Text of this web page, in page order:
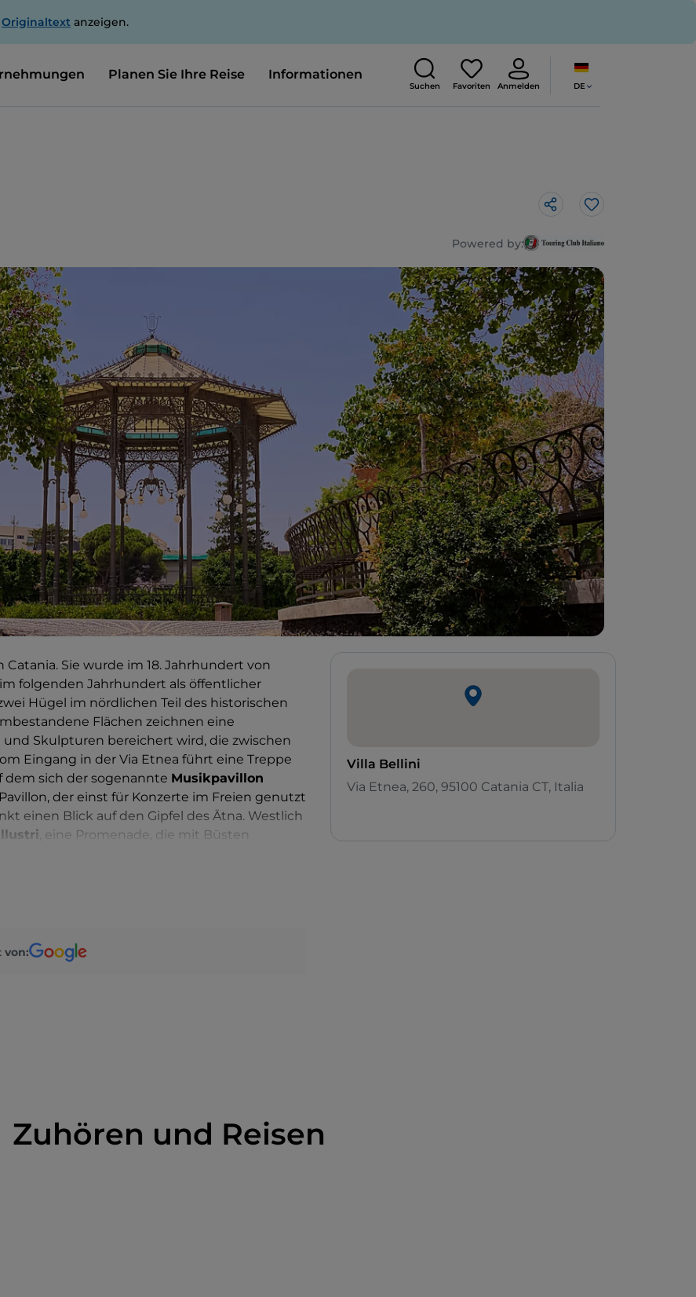
Originaltext anzeigen.
Planen Sie Ihre Reise Informationen
Suchen Favoriten Anmelden DE
Like
Powered by:
Sie wurde im 18. Jahrhundert von
folgenden Jahrhundert als öffentlicher
Hügel im nördlichen Teil des historischen
Flächen zeichnen eine
Skulpturen bereichert wird, die zwischen
Eingang in der Via Etnea führt eine Treppe
dem sich der sogenannte Musikpavillon
der einst für Konzerte im Freien genutzt
einen Blick auf den Gipfel des Ätna. Westlich
, eine Promenade, die mit Büsten
von:
Villa Bellini
Via Etnea, 260, 95100 Catania CT, Italia
Zuhören und Reisen